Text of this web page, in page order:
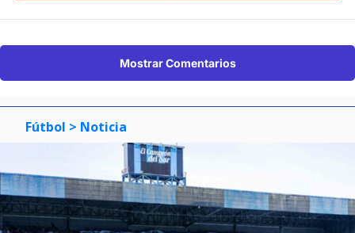
Mostrar Comentarios
Fútbol > Noticia